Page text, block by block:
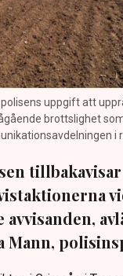
polisens uppgift att
brottslighet
i
avvisanden,
Mann,